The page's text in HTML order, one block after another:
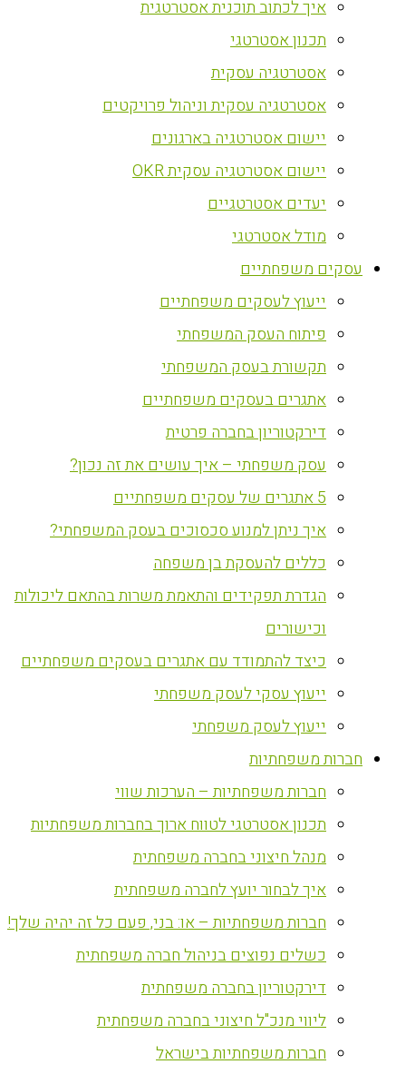
איך לכתוב תוכנית אסטרטגית
תכנון אסטרטגי
אסטרטגיה עסקית
אסטרטגיה עסקית וניהול פרויקטים
יישום אסטרטגיה בארגונים
יישום אסטרטגיה עסקית OKR
יעדים אסטרטגיים
מודל אסטרטגי
עסקים משפחתיים
ייעוץ לעסקים משפחתיים
פיתוח העסק המשפחתי
תקשורת בעסק המשפחתי
אתגרים בעסקים משפחתיים
דירקטוריון בחברה פרטית
עסק משפחתי – איך עושים את זה נכון?
5 אתגרים של עסקים משפחתיים
איך ניתן למנוע סכסוכים בעסק המשפחתי?
כללים להעסקת בן משפחה
הגדרת תפקידים והתאמת משרות בהתאם ליכולות
וכישורים
כיצד להתמודד עם אתגרים בעסקים משפחתיים
ייעוץ עסקי לעסק משפחתי
ייעוץ לעסק משפחתי
חברות משפחתיות
חברות משפחתיות – הערכות שווי
תכנון אסטרטגי לטווח ארוך בחברות משפחתיות
מנהל חיצוני בחברה משפחתית
איך לבחור יועץ לחברה משפחתית
חברות משפחתיות – או: בני, פעם כל זה יהיה שלך!
כשלים נפוצים בניהול חברה משפחתית
דירקטוריון בחברה משפחתית
ליווי מנכ"ל חיצוני בחברה משפחתית
חברות משפחתיות בישראל